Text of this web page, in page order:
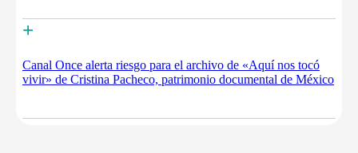
+
Canal Once alerta riesgo para el archivo de «Aquí nos tocó
vivir» de Cristina Pacheco, patrimonio documental de México